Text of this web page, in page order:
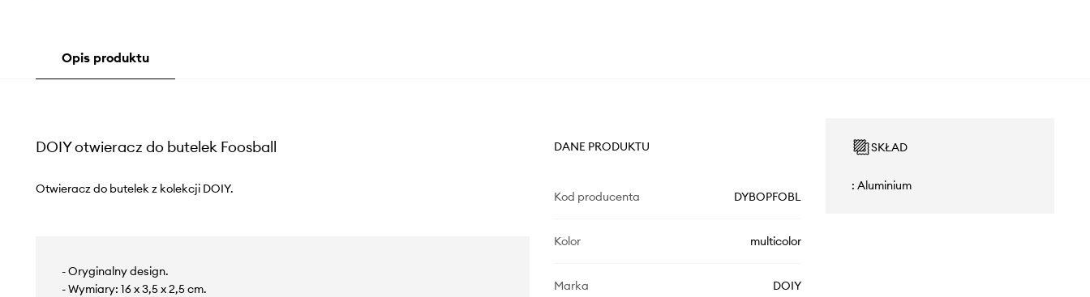
Opis produktu
DOIY otwieracz do butelek Foosball
Otwieracz do butelek z kolekcji DOIY.
- Oryginalny design.
- Wymiary: 16 x 3,5 x 2,5 cm.
DANE PRODUKTU
Kod producenta DYBOPFOBL
Kolor multicolor
Marka DOIY
SKŁAD
: Aluminium